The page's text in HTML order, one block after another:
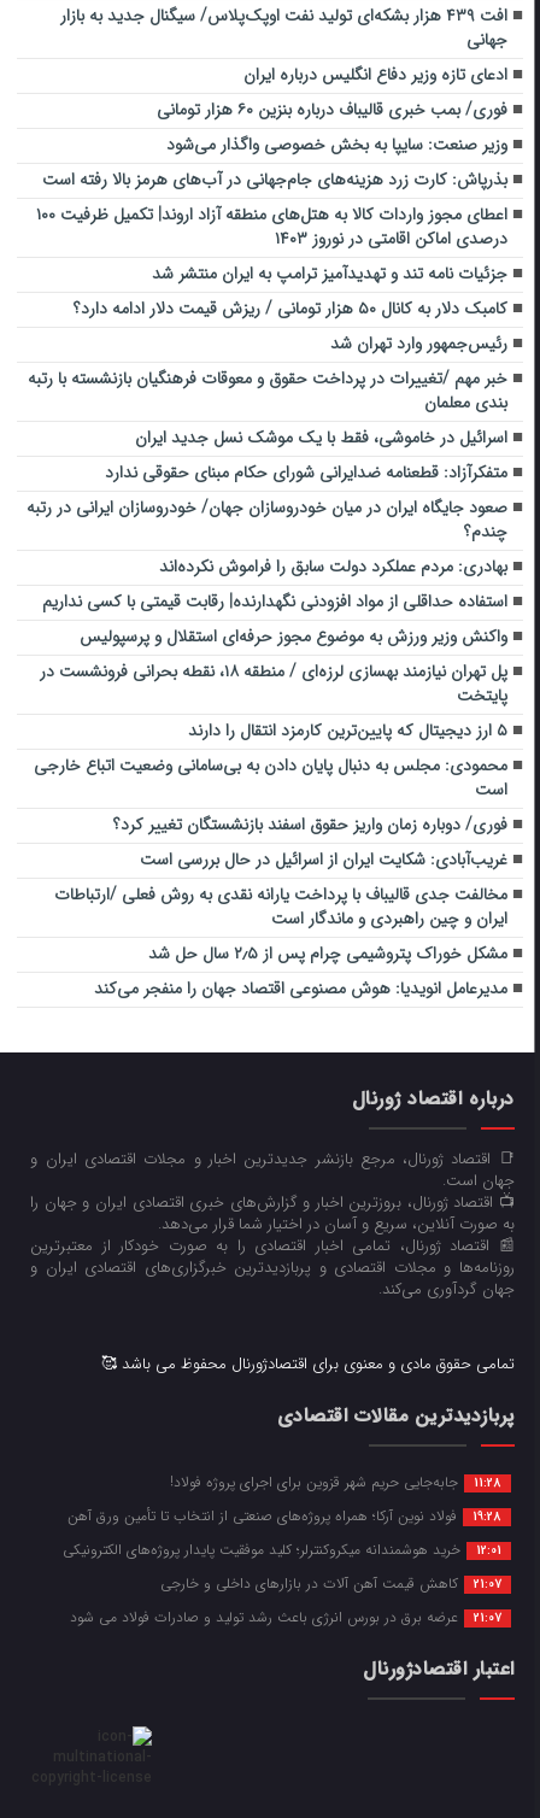
افت ۴۳۹ هزار بشکه‌ای تولید نفت اوپک‌پلاس/ سیگنال جدید به بازار
جهانی
ادعای تازه وزیر دفاع انگلیس درباره ایران
فوری/ بمب خبری قالیباف درباره بنزین ۶۰ هزار تومانی
وزیر صنعت: سایپا ‌به بخش خصوصی واگذار می‌شو‌د
بذرپاش: کارت زرد هزینه‌های جام‌جهانی در آب‌های هرمز بالا رفته است
اعطای مجوز واردات کالا به هتل‌های منطقه آزاد اروند| تکمیل ظرفیت ۱۰۰
درصدی اماکن اقامتی در نوروز ۱۴۰۳
جزئیات نامه تند و تهدیدآمیز ترامپ به ایران منتشر شد
کامبک دلار به کانال ۵۰ هزار تومانی / ریزش قیمت دلار ادامه دارد؟
رئیس‌جمهور وارد تهران شد
خبر مهم /تغییرات در پرداخت حقوق و معوقات فرهنگیان بازنشسته با رتبه
بندی معلمان
اسرائیل در خاموشی، فقط با یک موشک نسل جدید ایران
متفکرآزاد: قطعنامه ضدایرانی شورای حکام مبنای حقوقی ندارد
صعود جایگاه ایران در میان خودروسازان جهان/ خودروسازان ایرانی در رتبه
چندم؟
بهادری: مردم عملکرد دولت سابق را فراموش نکرده‌اند
استفاده حداقلی از مواد افزودنی نگهدارنده| رقابت قیمتی با کسی نداریم
واکنش وزیر ورزش به موضوع مجوز حرفه‌ای استقلال و پرسپولیس
پل تهران نیازمند بهسازی لرزه‌ای / منطقه ۱۸، نقطه بحرانی فرونشست در
پایتخت
۵ ارز دیجیتال که پایین‌ترین کارمزد انتقال را دارند
محمودی: مجلس به دنبال پایان دادن به بی‌سامانی وضعیت اتباع خارجی
است
فوری/ دوباره زمان واریز حقوق اسفند بازنشستگان تغییر کرد؟
غریب‌آبادی: شکایت ایران از اسرائیل در حال بررسی است
مخالفت جدی قالیباف با پرداخت یارانه نقدی به روش فعلی /ارتباطات
ایران و چین راهبردی و ماندگار است
مشکل خوراک پتروشیمی چرام پس از ۲٫۵ سال حل شد
مدیرعامل انویدیا: هوش مصنوعی اقتصاد جهان را منفجر می‌کند
درباره اقتصاد ژورنال
📑 اقتصاد ژورنال، مرجع بازنشر جدیدترین اخبار و مجلات اقتصادی ایران و
جهان است.
📺 اقتصاد ژورنال، بروزترین اخبار و گزارش‌های خبری اقتصادی ایران و جهان را
به صورت آنلاین، سریع و آسان در اختیار شما قرار می‌‌دهد.
📰 اقتصاد ژورنال، تمامی اخبار اقتصادی را به صورت خودکار از معتبرترین
روزنامه‌ها و مجلات اقتصادی و پربازدیدترین خبرگزاری‌های اقتصادی ایران و
جهان گردآوری می‌کند.
تمامی حقوق مادی و معنوی برای اقتصادژورنال محفوظ می باشد 🥰
پربازدیدترین مقالات اقتصادی
11:28 جابه‌جایی حریم شهر قزوین برای اجرای پروژه فولاد!
19:28 فولاد نوین آرکا؛ همراه پروژه‌های صنعتی از انتخاب تا تأمین ورق آهن
12:01 خرید هوشمندانه میکروکنترلر؛ کلید موفقیت پایدار پروژه‌های الکترونیکی
21:07 کاهش قیمت آهن آلات در بازارهای داخلی و خارجی
21:07 عرضه برق در بورس انرژی باعث رشد تولید و صادرات فولاد می شود
اعتبار اقتصادژورنال